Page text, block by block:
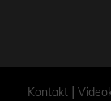
Kontakt |